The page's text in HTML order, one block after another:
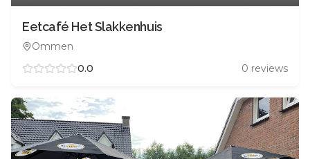
Eetcafé Het Slakkenhuis
Ommen
0.0
0 reviews